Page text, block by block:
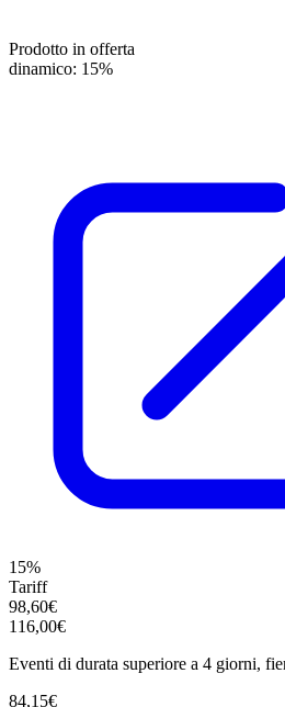
Prodotto in offerta
dinamico: 15%
15%
Tariff
98,60€
116,00€
Eventi di durata superiore a 4 giorni,
84,15€